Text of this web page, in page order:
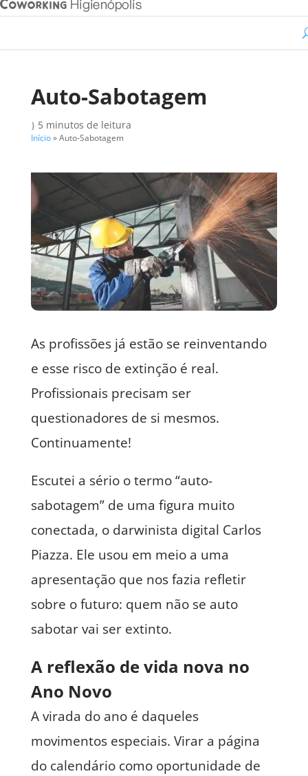
Auto-Sabotagem
} 5 minutos de leitura
Início»Auto-Sabotagem
As profissões já estão se reinventando
e esse risco de extinção é real.
Profissionais precisam ser
questionadores de si mesmos.
Continuamente!
Escutei a sério o termo “auto-
sabotagem” de uma figura muito
conectada, o darwinista digital Carlos
Piazza. Ele usou em meio a uma
apresentação que nos fazia refletir
sobre o futuro: quem não se auto
sabotar vai ser extinto.
A reflexão de vida nova no
Ano Novo
A virada do ano é daqueles
movimentos especiais. Virar a página
do calendário como oportunidade de